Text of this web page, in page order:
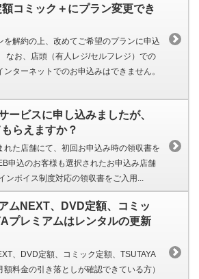
コミック＋にプラン変更でき
を解約の上、改めてご希望のプランに申込
なお、店頭（有人レジ/セルフレジ）での
ターネットでのお申込みはできません。
ービスに申し込みましたが、
らえますか？
れた店舗にて、初回お申込み時の領収書を
申込のお客様も選択されたお申込み店舗
ンボイス制度対応の領収書をご入用...
ムNEXT、DVD定額、コミッ
プレミアムはレンタルの更新
、DVD定額、コミック定額、TSUTAYA
料金の引き落としが確認できている方）